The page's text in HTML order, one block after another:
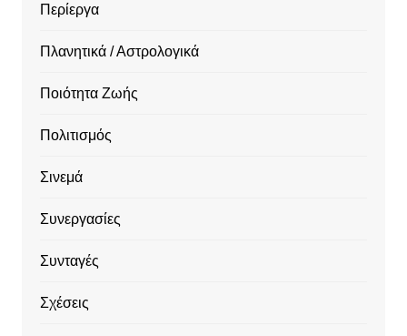
Περίεργα
Πλανητικά / Αστρολογικά
Ποιότητα Ζωής
Πολιτισμός
Σινεμά
Συνεργασίες
Συνταγές
Σχέσεις